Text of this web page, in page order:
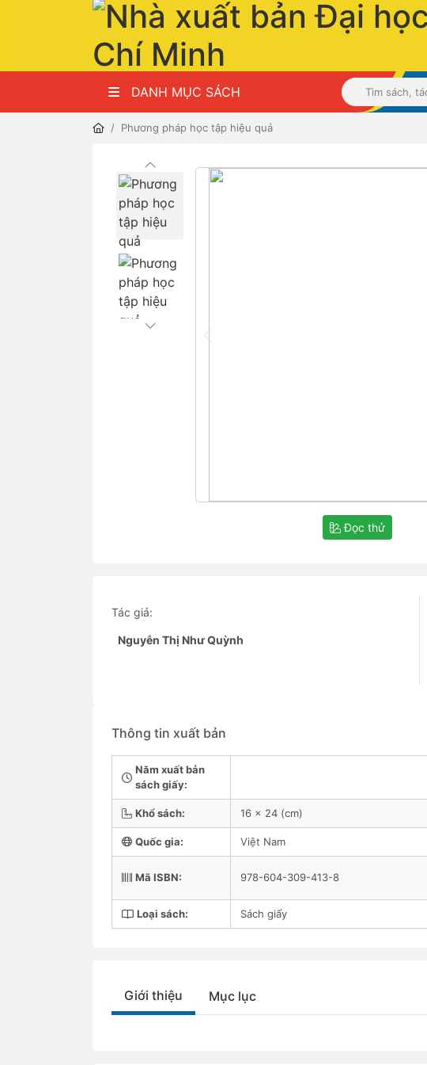
DANH MỤC SÁCH
Phương pháp học tập hiệu quả
Đọc thử
Tác giả:
Nguyễn Thị Như Quỳnh
Thông tin xuất bản
Năm xuất bản
sách giấy:
Khổ sách: 16 x 24 (cm)
Quốc gia: Việt Nam
Mã ISBN: 978-604-309-413-8
Loại sách: Sách giấy
Giới thiệu Mục lục